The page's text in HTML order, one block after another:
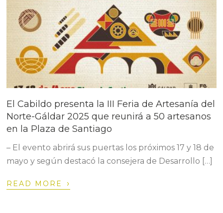
El Cabildo presenta la III Feria de Artesanía del
Norte-Gáldar 2025 que reunirá a 50 artesanos
en la Plaza de Santiago
– El evento abrirá sus puertas los próximos 17 y 18 de
mayo y según destacó la consejera de Desarrollo […]
READ MORE ›